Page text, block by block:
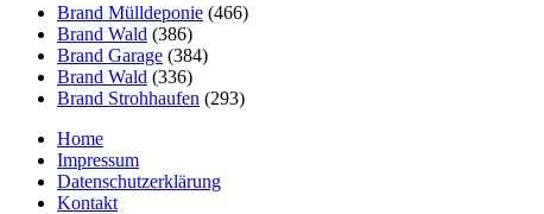
Brand Mülldeponie (466)
Brand Wald (386)
Brand Garage (384)
Brand Wald (336)
Brand Strohhaufen (293)
Home
Impressum
Datenschutzerklärung
Kontakt